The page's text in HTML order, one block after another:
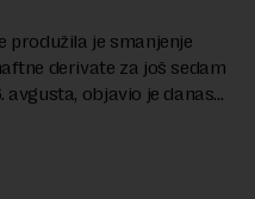
produžila je smanjenje
derivate za još sedam
avgusta, objavio je danas